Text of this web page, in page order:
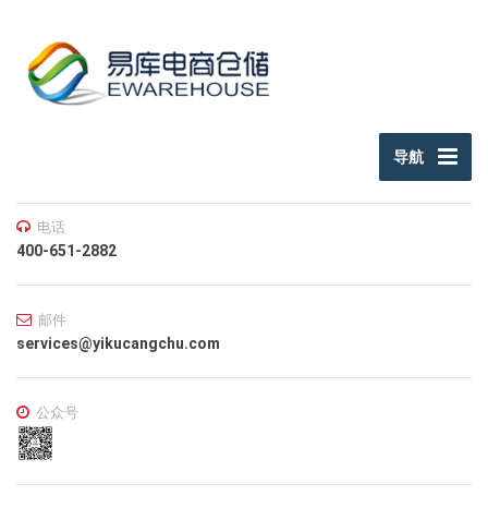
导航
电话
400-651-2882
邮件
services@yikucangchu.com
公众号